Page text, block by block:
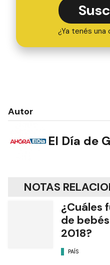
¿Ya tenés una
Autor
El Día de
NOTAS
¿Cuáles
de
2018?
PAÍS